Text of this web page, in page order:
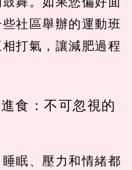
社區舉辦的運動班
打氣，讓減肥過程
食：不可忽視的
眠、壓力和情緒都